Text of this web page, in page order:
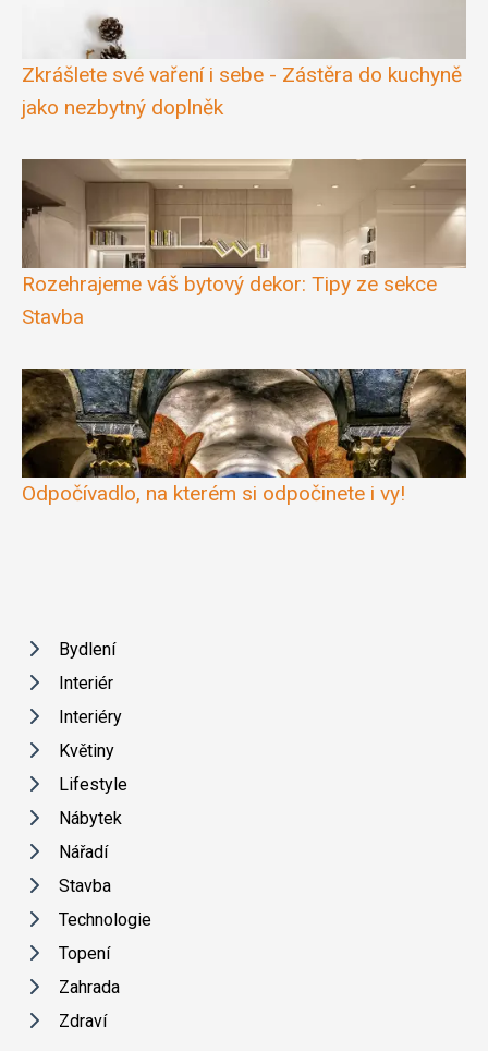
Zkrášlete své vaření i sebe - Zástěra do kuchyně
jako nezbytný doplněk
Rozehrajeme váš bytový dekor: Tipy ze sekce
Stavba
Odpočívadlo, na kterém si odpočinete i vy!
Bydlení
Interiér
Interiéry
Květiny
Lifestyle
Nábytek
Nářadí
Stavba
Technologie
Topení
Zahrada
Zdraví